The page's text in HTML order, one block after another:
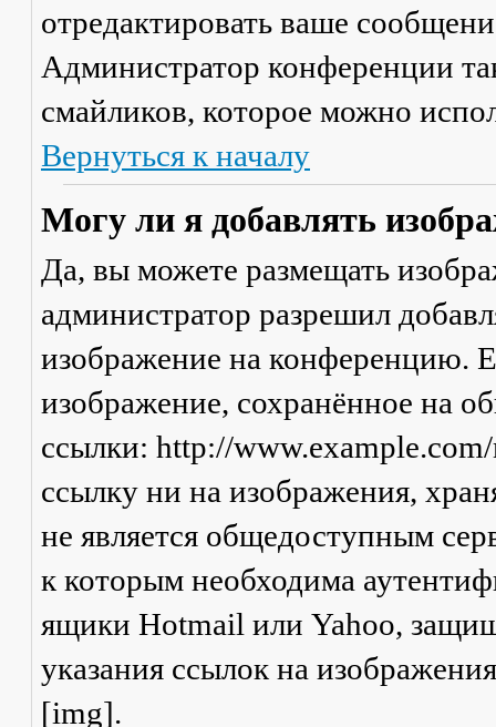
отредактировать ваше
Администратор конференции
смайликов, которое можно
Вернуться к началу
Могу ли я добавлять
Да, вы можете размещать
администратор разрешил
изображение на конференцию.
изображение, сохранённое на
ссылки: http://
ссылку ни на изображения,
не является общедоступным
к которым необходима
ящики Hotmail или Yahoo,
указания ссылок на
[img].